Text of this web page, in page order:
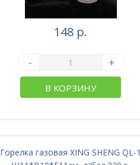
148 р.
- +
В КОРЗИНУ
Горелка газовая XING SHENG QL-1